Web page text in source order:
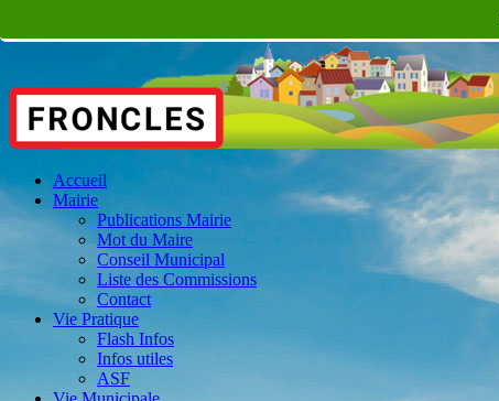
Accueil
Mairie
Publications Mairie
Mot du Maire
Conseil Municipal
Liste des Commissions
Contact
Vie Pratique
Flash Infos
Infos utiles
ASF